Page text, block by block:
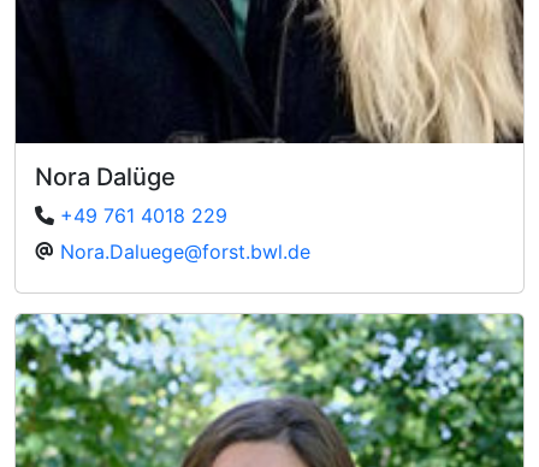
Nora Dalüge
+49 761 4018 229
Nora.Daluege@forst.bwl.de